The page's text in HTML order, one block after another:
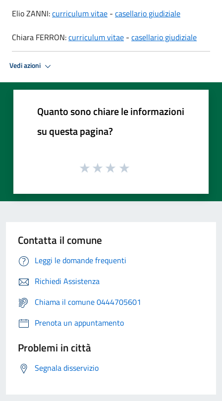
Elio ZANNI:curriculum vitae - casellario giudiziale
Chiara FERRON:curriculum vitae - casellario giudiziale
Vedi azioni
Quanto sono chiare le informazioni
su questa pagina?
Contatta il comune
Leggi le domande frequenti
Richiedi Assistenza
Chiama il comune 0444705601
Prenota un appuntamento
Problemi in città
Segnala disservizio